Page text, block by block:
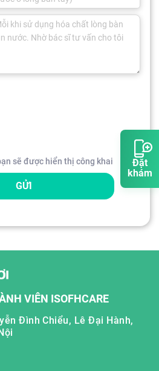
Đặt
khám
sẽ được hiển thị công khai
GỬI
VIÊN ISOFHCARE
Đình Chiểu, Lê Đại Hành,